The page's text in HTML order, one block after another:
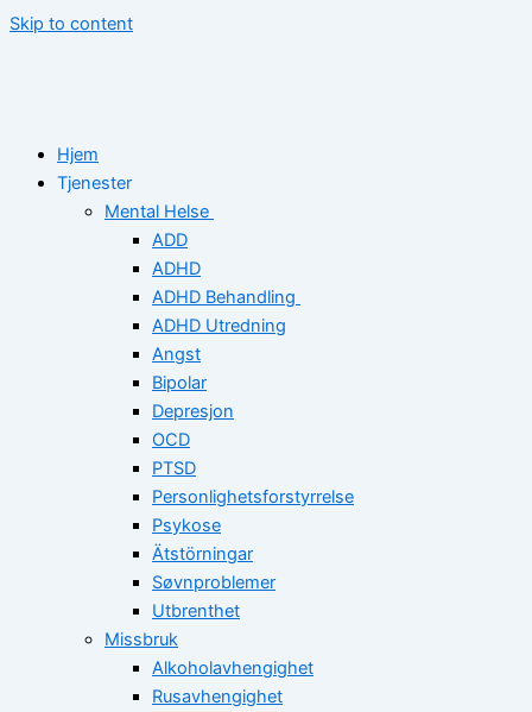
Skip to content
Hjem
Tjenester
Mental Helse
ADD
ADHD
ADHD Behandling
ADHD Utredning
Angst
Bipolar
Depresjon
OCD
PTSD
Personlighetsforstyrrelse
Psykose
Ätstörningar
Søvnproblemer
Utbrenthet
Missbruk
Alkoholavhengighet
Rusavhengighet